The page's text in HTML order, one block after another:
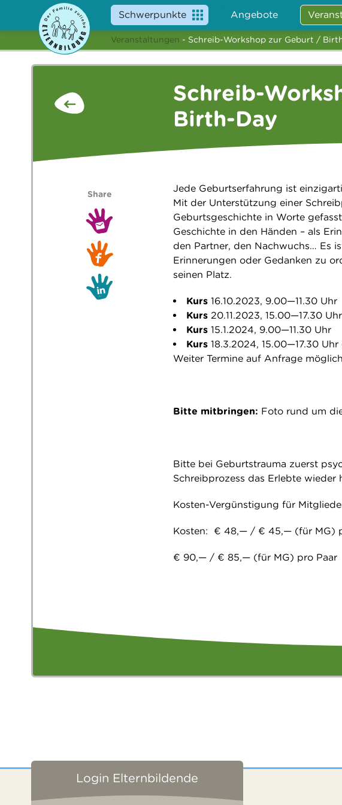
Schwerpunkte Angebote
Veranstaltungen - Schreib-Workshop zur Geburt /
Schreib-
Birth-Day
Jede Geburtserfahrung ist
Mit der Unterstützung einer
Geburtsgeschichte in Worte
Geschichte in den Händen – als
den Partner, den Nachwuchs… Es
Erinnerungen oder Gedanken zu
seinen Platz.
Kurs 16.10.2023, 9.00—11.30 Uhr
Kurs 20.11.2023, 15.00—17.30
Kurs 15.1.2024, 9.00—11.30 Uhr
Kurs 18.3.2024, 15.00—17.30 Uhr
Weiter Termine auf Anfrage
Bitte mitbringen: Foto rund um
Bitte bei Geburtstrauma zuerst
Schreibprozess das Erlebte wieder
Kosten-Vergünstigung für
Kosten: € 48,— / € 45,— (für MG)
€ 90,— / € 85,— (für MG) pro Paar
Share
Login Elternbildende